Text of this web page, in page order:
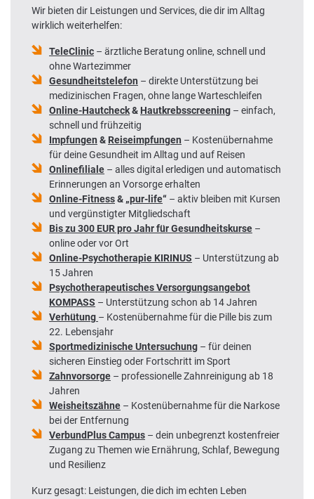
Wir bieten dir Leistungen und Services, die dir im Alltag
wirklich weiterhelfen:
TeleClinic – ärztliche Beratung online, schnell und
ohne Wartezimmer
Gesundheitstelefon – direkte Unterstützung bei
medizinischen Fragen, ohne lange Warteschleifen
Online-Hautcheck& Hautkrebsscreening – einfach,
schnell und frühzeitig
Impfungen & Reiseimpfungen – Kostenübernahme
für deine Gesundheit im Alltag und auf Reisen
Onlinefiliale – alles digital erledigen und automatisch
Erinnerungen an Vorsorge erhalten
Online-Fitness& „pur-life“ – aktiv bleiben mit Kursen
und vergünstigter Mitgliedschaft
Bis zu 300 EUR pro Jahr für Gesundheitskurse –
online oder vor Ort
Online-Psychotherapie KIRINUS – Unterstützung ab
15 Jahren
Psychotherapeutisches Versorgungsangebot
KOMPASS – Unterstützung schon ab 14 Jahren
Verhütung – Kostenübernahme für die Pille bis zum
22. Lebensjahr
Sportmedizinische Untersuchung – für deinen
sicheren Einstieg oder Fortschritt im Sport
Zahnvorsorge – professionelle Zahnreinigung ab 18
Jahren
Weisheitszähne – Kostenübernahme für die Narkose
bei der Entfernung
VerbundPlus Campus – dein unbegrenzt kostenfreier
Zugang zu Themen wie Ernährung, Schlaf, Bewegung
und Resilienz
Kurz gesagt: Leistungen, die dich im echten Leben